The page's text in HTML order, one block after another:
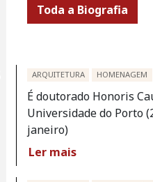
Toda a Biografia
ARQUITETURA HOMENAGEM
É doutorado Honoris
Universidade do Porto
janeiro)
Ler mais